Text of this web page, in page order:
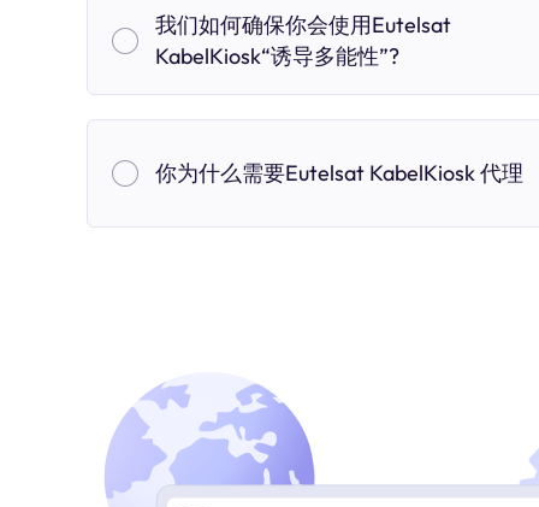
我们如何确保你会使用Eutelsat
KabelKiosk“诱导多能性”?
你为什么需要Eutelsat KabelKiosk 代理